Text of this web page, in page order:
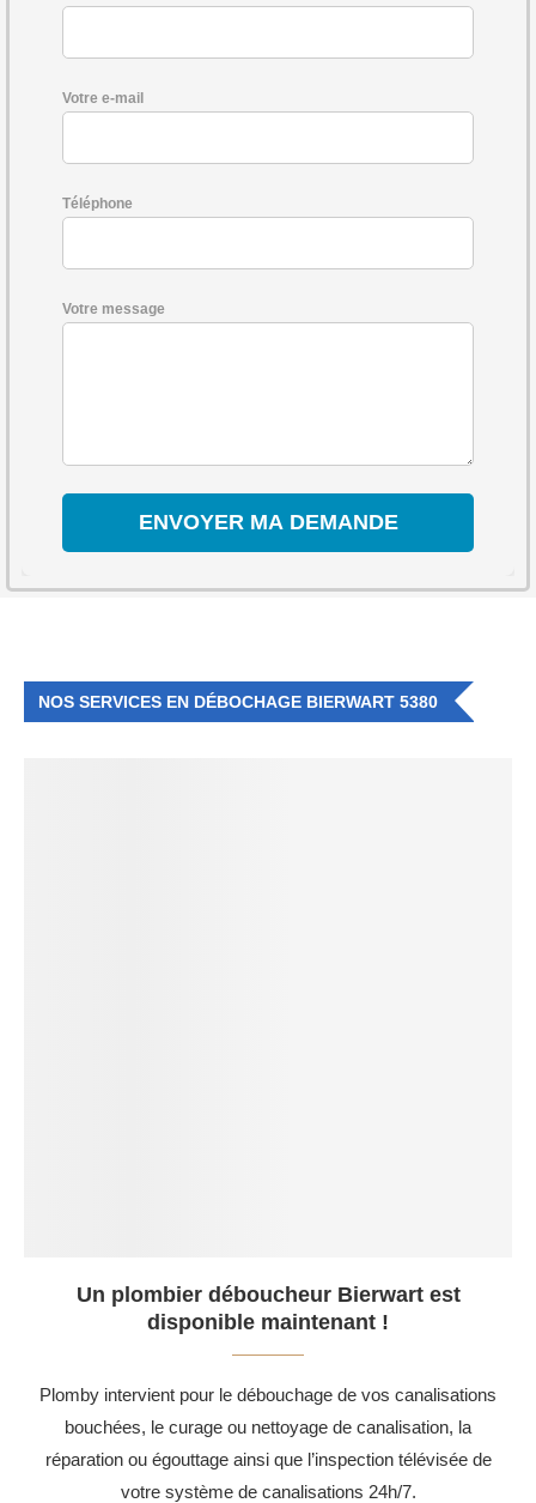
Votre e-mail
Téléphone
Votre message
NOS SERVICES EN DÉBOCHAGE BIERWART 5380
Un plombier déboucheur Bierwart est
disponible maintenant !
Plomby intervient pour le débouchage de vos canalisations
bouchées, le curage ou nettoyage de canalisation, la
réparation ou égouttage ainsi que l’inspection télévisée de
votre système de canalisations 24h/7.